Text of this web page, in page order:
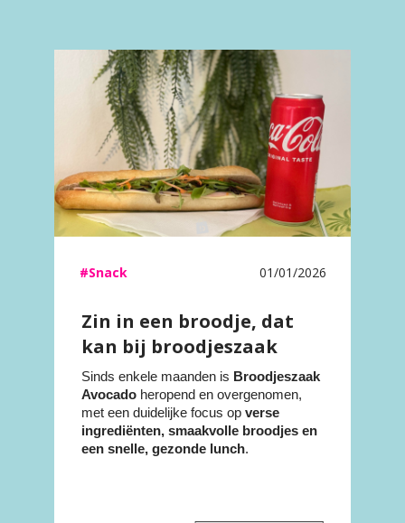
#Snack 01/01/2026
Zin in een broodje, dat
kan bij broodjeszaak
Avocado!
Sinds enkele maanden is Broodjeszaak
Avocado heropend en overgenomen,
met een duidelijke focus op verse
ingrediënten, smaakvolle broodjes en
een snelle, gezonde lunch.